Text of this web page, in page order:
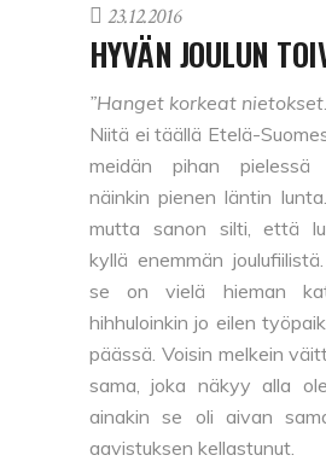
23.12.2016
HYVÄN JOULUN
”Hanget korkeat
Niitä ei täällä Etelä-
meidän pihan
näinkin pienen läntin
mutta sanon silti, että
kyllä enemmän
se on vielä hieman
hihhuloinkin jo eilen
päässä. Voisin melkein
sama, joka näkyy alla
ainakin se oli aivan
aavistuksen kellastunut.